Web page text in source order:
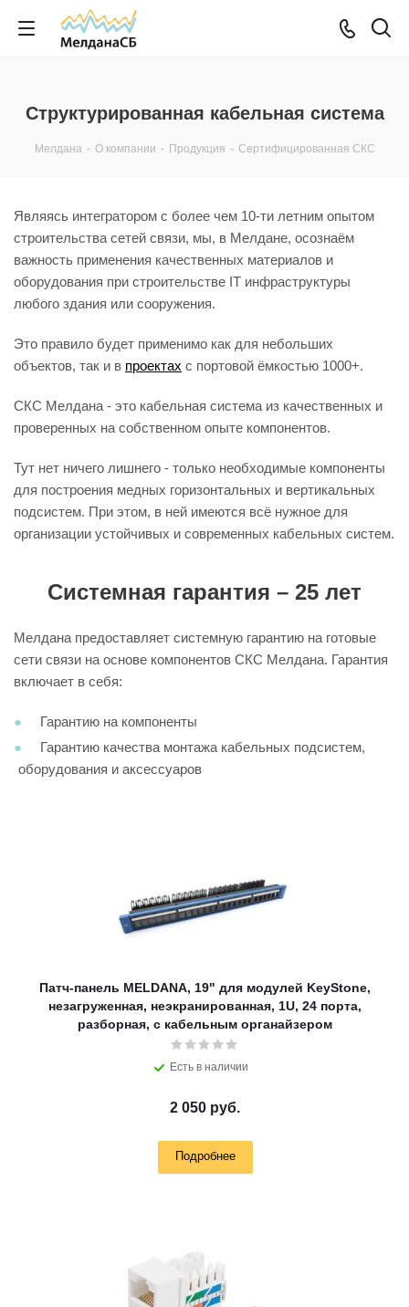
Структурированная кабельная система
Мелдана - О компании - Продукция - Сертифицированная СКС
Являясь интегратором с более чем 10-ти летним опытом
строительства сетей связи, мы, в Мелдане, осознаём
важность применения качественных материалов и
оборудования при строительстве IT инфраструктуры
любого здания или сооружения.
Это правило будет применимо как для небольших
объектов, так и в проектах с портовой ёмкостью 1000+.
СКС Мелдана - это кабельная система из качественных и
проверенных на собственном опыте компонентов.
Тут нет ничего лишнего - только необходимые компоненты
для построения медных горизонтальных и вертикальных
подсистем. При этом, в ней имеются всё нужное для
организации устойчивых и современных кабельных систем.
Системная гарантия – 25 лет
Мелдана предоставляет системную гарантию на готовые
сети связи на основе компонентов СКС Мелдана. Гарантия
включает в себя:
Гарантию на компоненты
Гарантию качества монтажа кабельных подсистем,
оборудования и аксессуаров
Патч-панель MELDANA, 19" для модулей KeyStone,
незагруженная, неэкранированная, 1U, 24 порта,
разборная, c кабельным органайзером
Есть в наличии
2 050 руб.
Подробнее